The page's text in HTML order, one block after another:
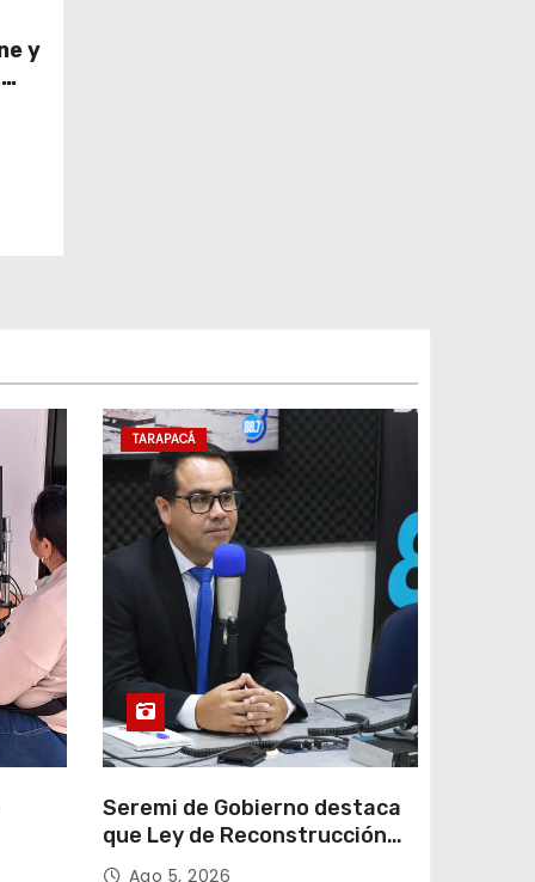
y
TARAPACÁ
Seremi de Gobierno destaca
que Ley de Reconstrucción
Nacional impulsará la
Ago 5, 2026